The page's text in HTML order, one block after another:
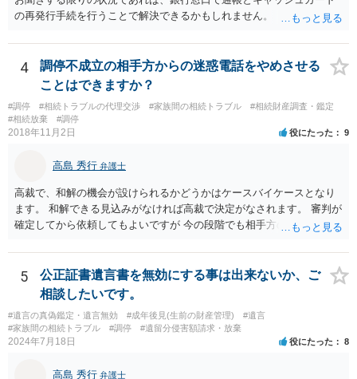
決裂した、など)や亡くなった方・あかささん・お姉さん間の事情やい
きさつなどが書かれていると思うので、あかささんから見てそれは違
分けるかを決めるについてあかささんが重要だと考える事情があれば
(例えば、○○のときにお姉さんは亡くなった方からお金を援助してもら
産分割に関係ない(と思われる)いきさつを沢山盛り込むことだと考えま
す(あくまで遺産分割に関係することに留める方が、裁判所や調停委員
の再発行手続を行うことで解決できるかもしれません。
4
調停不成立の相手方からの迷惑電話をやめさせる
ことはできますか？
#調停 #相続トラブルの代理交渉 #家族間の相続トラブル
#相続財産調査・鑑定
#相続放棄
#調停
2018年11月2日 役にたった 9
高島 秀行 弁護士
高裁で、和解の機会が設けられるかどうかはケースバイケースとなり
ます。 和解できる見込みがなければ高裁で決定がなされます。 審判が
確定してから依頼してもよいですが 今の段階でも相手方の連絡が迷惑
5
公正証書遺言書を無効にする事は出来ないか、ご
相談したいです。
#遺言の真偽鑑定・遺言無効 #成年後見(生前の財産管理)
#遺言
#家族間の相続トラブル
#調停 #遺留分侵害額請求・放棄
2024年7月18日 役にたった 8
高島 秀行 弁護士